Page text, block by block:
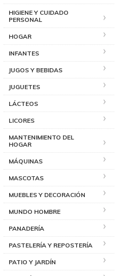
HIGIENE Y CUIDADO
PERSONAL
HOGAR
INFANTES
JUGOS Y BEBIDAS
JUGUETES
LÁCTEOS
LICORES
MANTENIMIENTO DEL
HOGAR
MÁQUINAS
MASCOTAS
MUEBLES Y DECORACIÓN
MUNDO HOMBRE
PANADERÍA
PASTELERÍA Y REPOSTERÍA
PATIO Y JARDÍN